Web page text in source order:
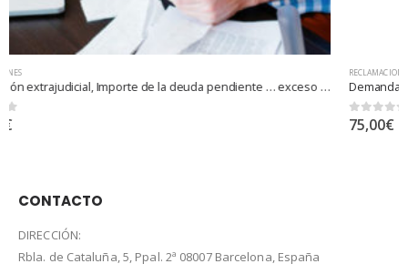
RECLAMACIONES
Demanda judicial
CONTACTO
DIRECCIÓN:
Rbla. de Cataluña, 5, Ppal. 2ª 08007 Barcelona, España